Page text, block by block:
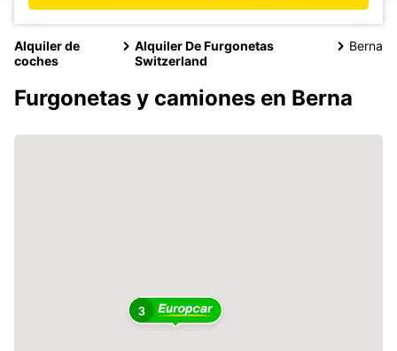
Alquiler de
coches
Alquiler De Furgonetas
Switzerland
Berna
Furgonetas y camiones en Berna
3